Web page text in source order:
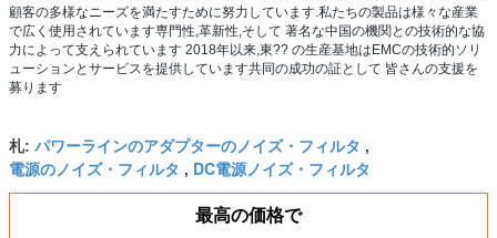
顧客の多様なニーズを満たすために努力しています.私たちの製品は様々な産業
で広く使用されています専門性,革新性,そして 著名な中国の機関との技術的な協
力によって支えられています 2018年以来,東?? の生産基地はEMCの技術的ソリ
ューションとサービスを提供しています共同の成功の証として 皆さんの支援を
募ります
札: パワーラインのアダプターのノイズ・フィルタ ,
電源のノイズ・フィルタ , DC電源ノイズ・フィルタ
最高の価格で